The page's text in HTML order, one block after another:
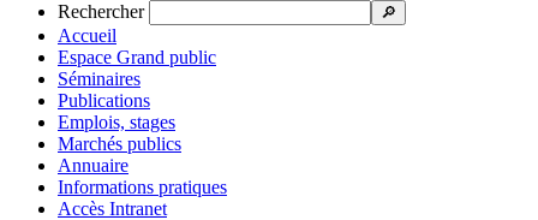
Rechercher 🔎
Accueil
Espace Grand public
Séminaires
Publications
Emplois, stages
Marchés publics
Annuaire
Informations pratiques
Accès Intranet